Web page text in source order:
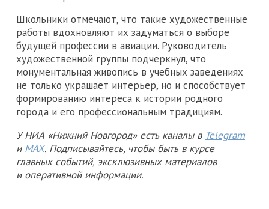
Школьники отмечают, что такие художественные
работы вдохновляют их задуматься о выборе
будущей профессии в авиации. Руководитель
художественной группы подчеркнул, что
монументальная живопись в учебных заведениях
не только украшает интерьер, но и способствует
формированию интереса к истории родного
города и его профессиональным традициям.
У НИА «Нижний Новгород» есть каналы в Telegram
и MAX. Подписывайтесь, чтобы быть в курсе
главных событий, эксклюзивных материалов
и оперативной информации.